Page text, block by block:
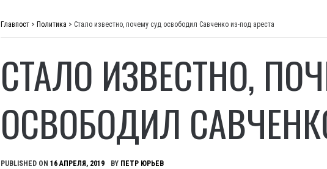
Главпост > Политика > Стало известно, почему суд освободил Савченко из-под ареста
СТАЛО ИЗВЕСТНО,
ОСВОБОДИЛ
PUBLISHED ON 16 АПРЕЛЯ, 2019 BY ПЕТР ЮРЬЕВ